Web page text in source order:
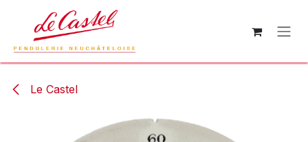
Se rendre au contenu
Le Castel